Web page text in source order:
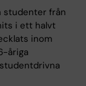
studenter från
i ett halvt
inom
åriga